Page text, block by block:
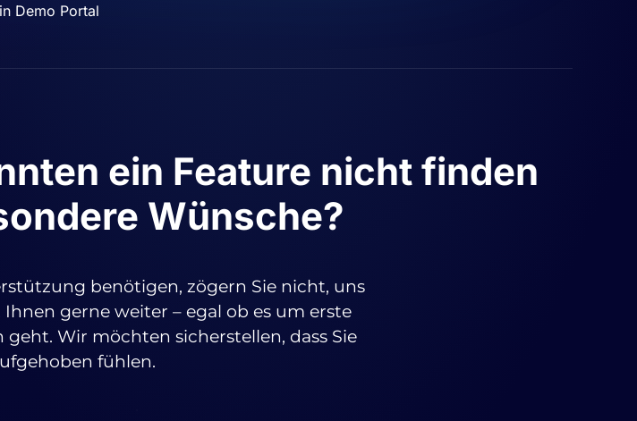
Demo Portal
ein Feature nicht finden
Wünsche?
benötigen, zögern Sie nicht, uns
gerne weiter – egal ob es um erste
Wir möchten sicherstellen, dass Sie
fühlen.